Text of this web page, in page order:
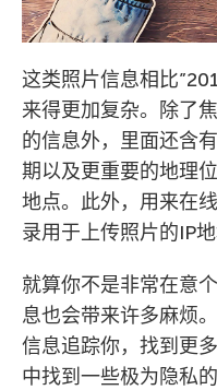
这类照片信息相比
来得更加复杂。除了
的信息外，里面还含
期以及更重要的地理
地点。此外，用来在
录用于上传照片的IP地
就算你不是非常在意
息也会带来许多麻烦
信息追踪你，找到更
中找到一些极为隐私的